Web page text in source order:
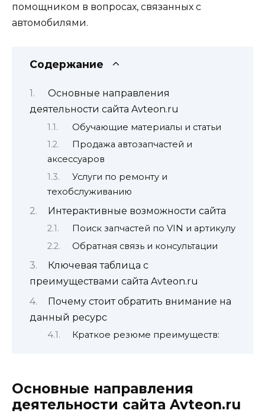
помощником в вопросах, связанных с
автомобилями.
Содержание
Основные направления
деятельности сайта Avteon.ru
Обучающие материалы и статьи
Продажа автозапчастей и
аксессуаров
Услуги по ремонту и
техобслуживанию
Интерактивные возможности сайта
Поиск запчастей по VIN и артикулу
Обратная связь и консультации
Ключевая таблица с
преимуществами сайта Avteon.ru
Почему стоит обратить внимание на
данный ресурс
Краткое резюме преимуществ:
Основные направления
деятельности сайта Avteon.ru